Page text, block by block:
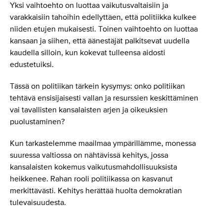
Yksi vaihtoehto on luottaa vaikutusvaltaisiin ja
varakkaisiin tahoihin edellyttäen, että politiikka kulkee
niiden etujen mukaisesti. Toinen vaihtoehto on luottaa
kansaan ja siihen, että äänestäjät palkitsevat uudella
kaudella silloin, kun kokevat tulleensa aidosti
edustetuiksi.
Tässä on politiikan tärkein kysymys: onko politiikan
tehtävä ensisijaisesti vallan ja resurssien keskittäminen
vai tavallisten kansalaisten arjen ja oikeuksien
puolustaminen?
Kun tarkastelemme maailmaa ympärillämme, monessa
suuressa valtiossa on nähtävissä kehitys, jossa
kansalaisten kokemus vaikutusmahdollisuuksista
heikkenee. Rahan rooli politiikassa on kasvanut
merkittävästi. Kehitys herättää huolta demokratian
tulevaisuudesta.